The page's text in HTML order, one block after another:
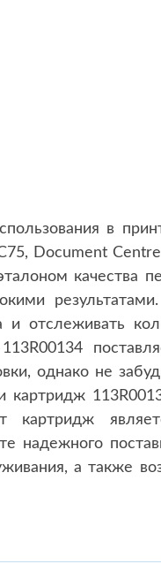
в
Document
качества
и отслеживать
однако не
надежного
а также